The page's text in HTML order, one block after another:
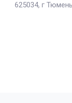
625034, г